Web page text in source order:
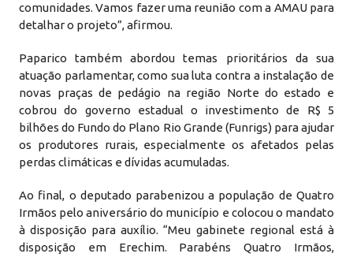
comunidades. Vamos fazer uma reunião com a AMAU para
detalhar o projeto”, afirmou.
Paparico também abordou temas prioritários da sua
atuação parlamentar, como sua luta contra a instalação de
novas praças de pedágio na região Norte do estado e
cobrou do governo estadual o investimento de R$ 5
bilhões do Fundo do Plano Rio Grande (Funrigs) para ajudar
os produtores rurais, especialmente os afetados pelas
perdas climáticas e dívidas acumuladas.
Ao final, o deputado parabenizou a população de Quatro
Irmãos pelo aniversário do município e colocou o mandato
à disposição para auxílio. “Meu gabinete regional está à
disposição em Erechim. Parabéns Quatro Irmãos,